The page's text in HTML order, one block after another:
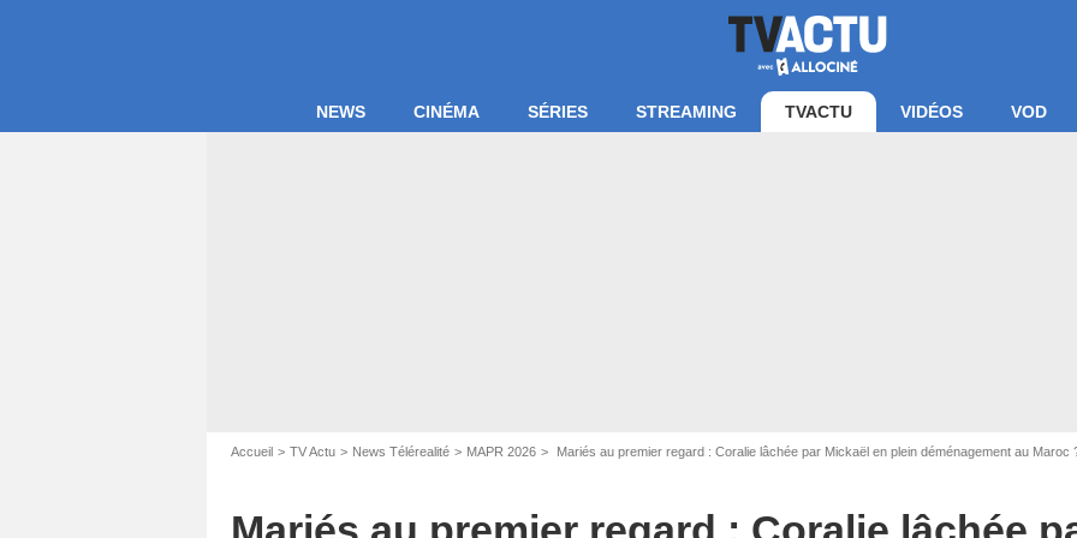
NEWS CINÉMA SÉRIES STREAMING TVACTU VIDÉOS VOD
Accueil TV Actu News Télérealité MAPR 2026 Mariés au premier regard : Coralie lâchée par Mickaël en plein déménagement au